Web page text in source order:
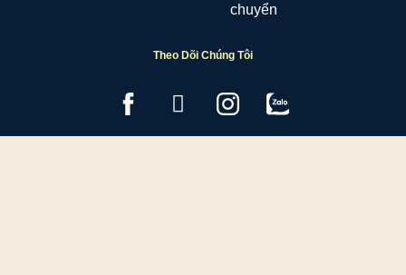
chuyển
Theo Dõi Chúng Tôi